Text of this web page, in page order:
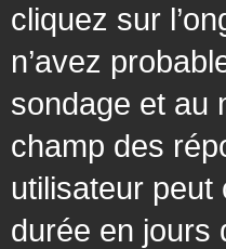
cliquez sur
n’avez
sondage et au
champ des
utilisateur peut
durée en jours